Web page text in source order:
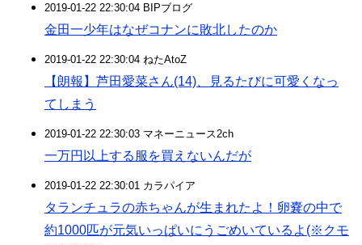
2019-01-22 22:30:04 BIPブログ
金田一少年はなぜコナンに敗北したのか
2019-01-22 22:30:04 ねたAtoZ
【朗報】芦田愛菜さん(14)、見るたびに可愛くなっ
てしまう
2019-01-22 22:30:03 マネーニュース2ch
一万円以上する服を買えないんだが
2019-01-22 22:30:01 カラパイア
タランチュラの赤ちゃんが生まれたよ！卵嚢の中で
約1000匹が元気いっぱいにうごめいているよ(※クモ